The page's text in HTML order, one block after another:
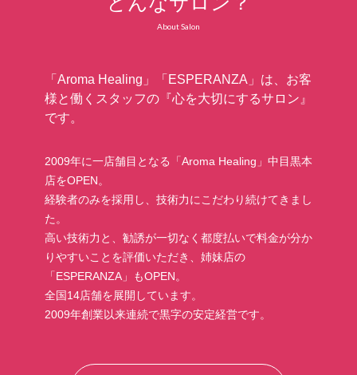
About Salon
「Aroma Healing」「ESPERANZA」は、 お客
様と働くスタッフの 『心を大切にするサロン』
です。
2009年に一店舗目となる
「Aroma Healing」中目黒本
店をOPEN。
経験者のみを採用し、技術力にこだわり続けてきまし
た。
高い技術力と、勧誘が一切なく 都度払いで料金が分か
りやすいことを評価いただき、 姉妹店の
「ESPERANZA」もOPEN。
全国14店舗を展開しています。
2009年創業以来連続で黒字の安定経営です。